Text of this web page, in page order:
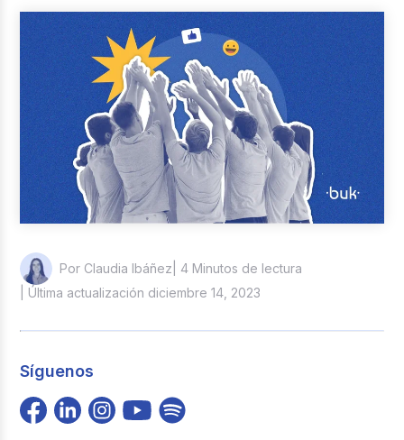
Por Claudia Ibáñez | 4 Minutos de lectura
| Última actualización diciembre 14, 2023
Síguenos